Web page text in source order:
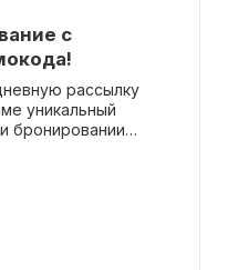
с
рассылку
уникальный
бронировании